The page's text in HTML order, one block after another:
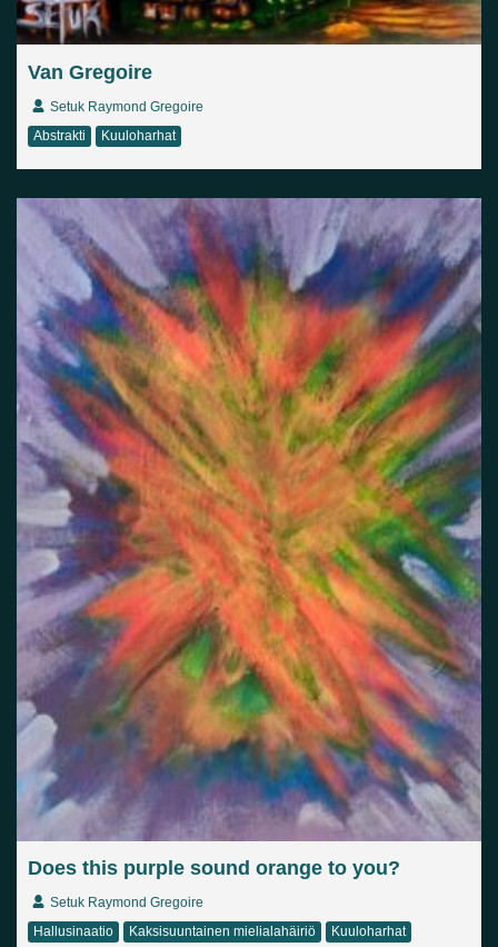
Van Gregoire
Setuk Raymond Gregoire
Abstrakti
Kuuloharhat
Does this purple sound orange to you?
Setuk Raymond Gregoire
Hallusinaatio
Kaksisuuntainen mielialahäiriö Kuuloharhat